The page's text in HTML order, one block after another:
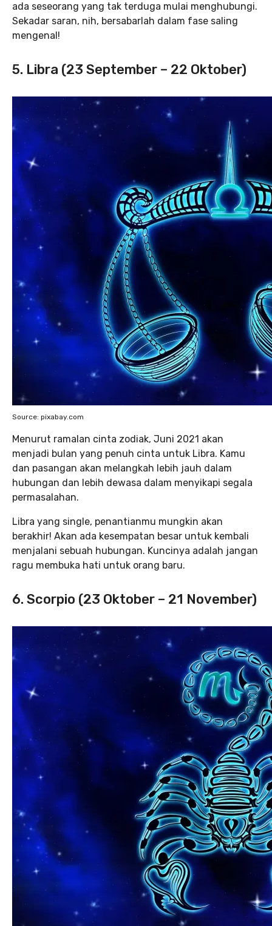
ada seseorang yang tak terduga mulai menghubungi.
Sekadar saran, nih, bersabarlah dalam fase saling
mengenal!
5. Libra (23 September – 22 Oktober)
Source: pixabay.com
Menurut ramalan cinta zodiak, Juni 2021 akan
menjadi bulan yang penuh cinta untuk Libra. Kamu
dan pasangan akan melangkah lebih jauh dalam
hubungan dan lebih dewasa dalam menyikapi segala
permasalahan.
Libra yang single, penantianmu mungkin akan
berakhir! Akan ada kesempatan besar untuk kembali
menjalani sebuah hubungan. Kuncinya adalah jangan
ragu membuka hati untuk orang baru.
6. Scorpio (23 Oktober – 21 November)